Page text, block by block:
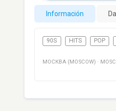
Información
90S HITS POP
МОСКВА (MOSCOW) ·